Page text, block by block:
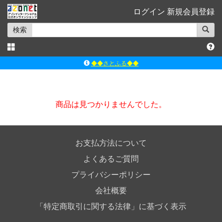
ログイン 新規会員登録
検索
◆◆さとふる◆◆
ｱｿﾞﾝｵﾝﾗｲﾝｼｮｯﾌﾟX
商品は見つかりませんでした。
お支払方法について
よくあるご質問
プライバシーポリシー
会社概要
「特定商取引に関する法律」に基づく表示